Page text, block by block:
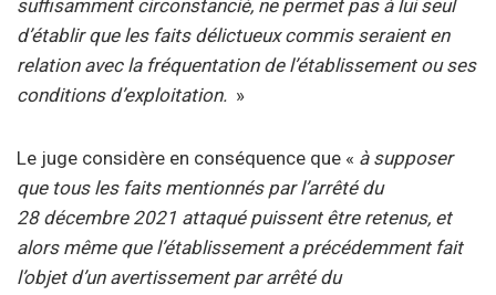
suffisamment circonstancié, ne permet pas à lui seul
d’établir que les faits délictueux commis seraient en
relation avec la fréquentation de l’établissement ou ses
conditions d’exploitation. »
Le juge considère en conséquence que « à supposer
que tous les faits mentionnés par l’arrêté du
28 décembre 2021 attaqué puissent être retenus, et
alors même que l’établissement a précédemment fait
l’objet d’un avertissement par arrêté du